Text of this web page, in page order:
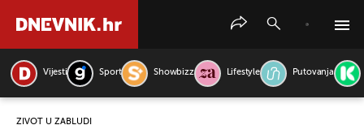
Vijesti Sport Showbizz Lifestyle Putovanja
ŽIVOT U ZABLUDI
PRETRAŽITE VIJESTI